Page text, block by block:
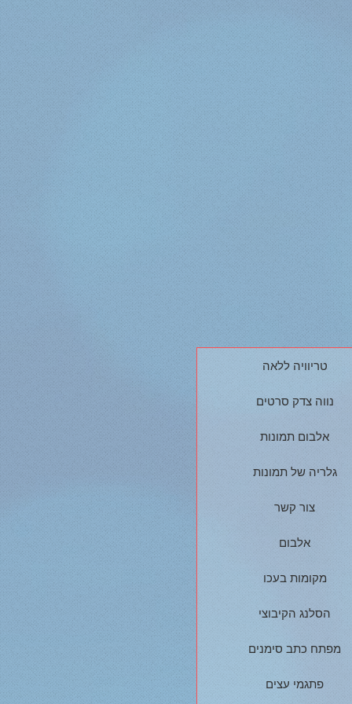
טריוויה ללאה
נווה צדק סרטים
אלבום תמונות
גלריה של תמונות
צור קשר
אלבום
מקומות בעכו
הסלנג הקיבוצי
מפתח כתב סימנים
פתגמי עצים